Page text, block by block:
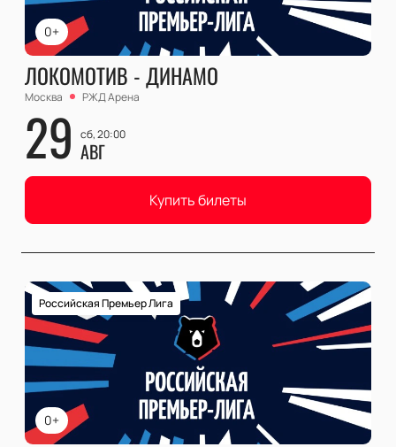
0+
ЛОКОМОТИВ - ДИНАМО
Москва РЖД Арена
29 сб, 20:00
АВГ
Купить билеты
0+
Российская Премьер Лига